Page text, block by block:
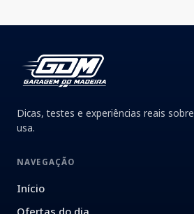
Dicas, testes e experiências reais sobre
usa.
NAVEGAÇÃO
Início
Ofertas do dia